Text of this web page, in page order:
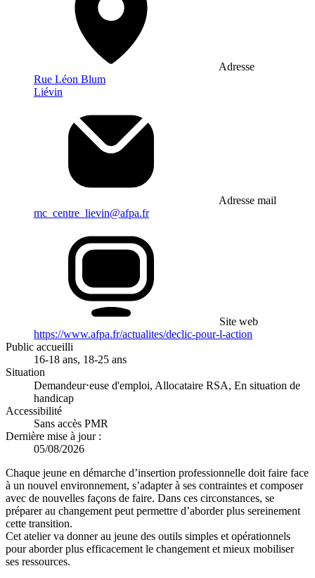
Adresse
Rue Léon Blum
Liévin
Adresse mail
mc_centre_lievin@afpa.fr
Site web
https://www.afpa.fr/actualites/declic-pour-l-action
Public accueilli
16-18 ans, 18-25 ans
Situation
Demandeur⋅euse d'emploi, Allocataire RSA, En situation de
handicap
Accessibilité
Sans accès PMR
Dernière mise à jour :
05/08/2026
Chaque jeune en démarche d’insertion professionnelle doit faire face
à un nouvel environnement, s’adapter à ses contraintes et composer
avec de nouvelles façons de faire. Dans ces circonstances, se
préparer au changement peut permettre d’aborder plus sereinement
cette transition.
Cet atelier va donner au jeune des outils simples et opérationnels
pour aborder plus efficacement le changement et mieux mobiliser
ses ressources.